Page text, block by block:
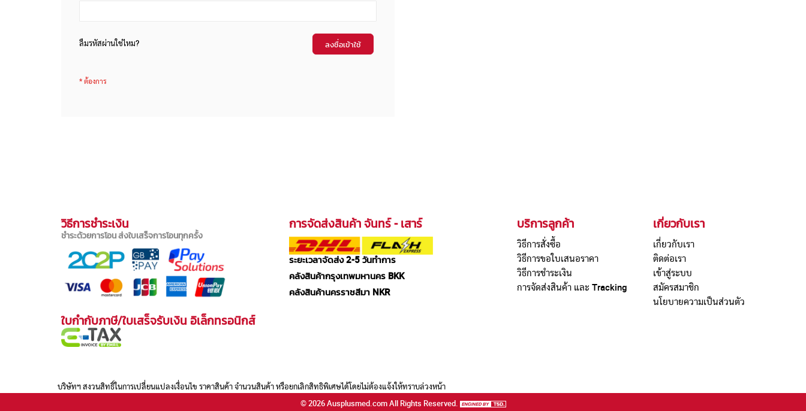
ลงชื่อเข้าใช้
ลืมรหัสผ่านใช่ไหม?
วิธีการชำระเงิน
ชำระด้วยการโอน ส่งใบเสร็จการโอนทุกครั้ง
ใบกำกับภาษี/ใบเสร็จรับเงิน อิเล็กทรอนิกส์
การจัดส่งสินค้า จันทร์ - เสาร์
ระยะเวลาจัดส่ง 2-5 วันทำการ
คลังสินค้ากรุงเทพมหานคร BKK
คลังสินค้านครราชสีมา NKR
บริการลูกค้า
วิธีการสั่งซื้อ
วิธีการขอใบเสนอราคา
วิธีการชำระเงิน
การจัดส่งสินค้า และ Tracking
เกี่ยวกับเรา
เกี่ยวกับเรา
ติดต่อเรา
เข้าสู่ระบบ
สมัครสมาชิก
นโยบายความเป็นส่วนตัว
บริษัทฯ สงวนสิทธิ์ในการเปลี่ยนแปลงเงื่อนไข ราคาสินค้า จำนวนสินค้า หรือยกเลิกสิทธิพิเศษได้โดยไม่ต้องแจ้งให้ทราบล่วงหน้า
©2026Ausplusmed.comAll Rights Reserved.